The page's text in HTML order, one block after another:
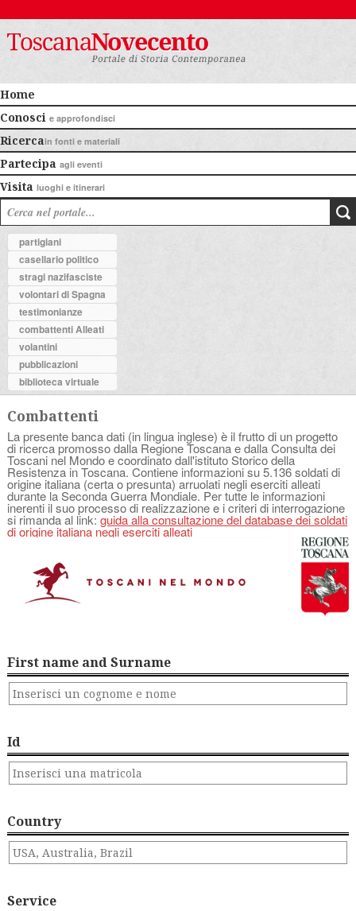
Home
Conosci e approfondisci
Ricercain fonti e materiali
Partecipa agli eventi
Visita luoghi e itinerari
partigiani
casellario politico
stragi nazifasciste
volontari di Spagna
testimonianze
combattenti Alleati
volantini
pubblicazioni
biblioteca virtuale
Combattenti
La presente banca dati (in lingua inglese) è il frutto di un progetto
di ricerca promosso dalla Regione Toscana e dalla Consulta dei
Toscani nel Mondo e coordinato dall'istituto Storico della
Resistenza in Toscana. Contiene informazioni su 5.136 soldati di
origine italiana (certa o presunta) arruolati negli eserciti alleati
durante la Seconda Guerra Mondiale. Per tutte le informazioni
inerenti il suo processo di realizzazione e i criteri di interrogazione
si rimanda al link: guida alla consultazione del database dei soldati
di origine italiana negli eserciti alleati
First name and Surname
Id
Country
Service